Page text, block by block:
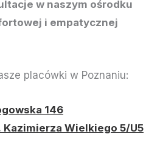
w naszym ośrodku
i empatycznej
placówki w Poznaniu:
146
Kazimierza Wielkiego 5/U5